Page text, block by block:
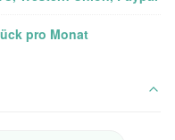
pro Monat